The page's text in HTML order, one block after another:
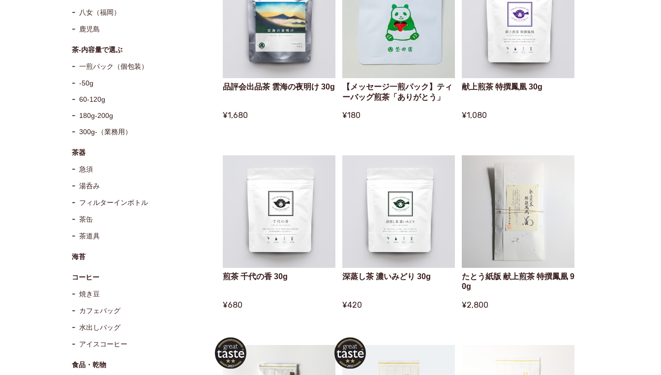
八女（福岡）
鹿児島
茶-内容量で選ぶ
一煎パック（個包装）
-50g
60-120g
180g-200g
300g-（業務用）
茶器
急須
湯呑み
フィルターインボトル
茶缶
茶道具
海苔
コーヒー
焼き豆
カフェバッグ
水出しバッグ
アイスコーヒー
食品・乾物
品評会出品茶 雲海の夜明け 30g
¥1,680
【メッセージ一煎パック】ティ
ーバッグ煎茶「ありがとう」
¥180
献上煎茶 特撰鳳凰 30g
¥1,080
煎茶 千代の香 30g
¥680
深蒸し茶 濃いみどり 30g
¥420
たとう紙版 献上煎茶 特撰鳳凰 9
0g
¥2,800